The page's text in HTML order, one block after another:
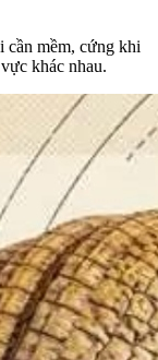
mềm, cứng khi
khác nhau.